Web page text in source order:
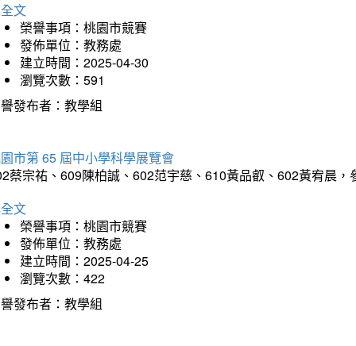
文
榮譽事項：桃園市競賽
發佈單位：教務處
建立時間：2025-04-30
瀏覽次數：591
發布者：教學組
市第 65 屆中小學科學展覽會
蔡宗祐、609陳柏誠、602范宇慈、610黃品叡、602黃宥晨
文
榮譽事項：桃園市競賽
發佈單位：教務處
建立時間：2025-04-25
瀏覽次數：422
發布者：教學組